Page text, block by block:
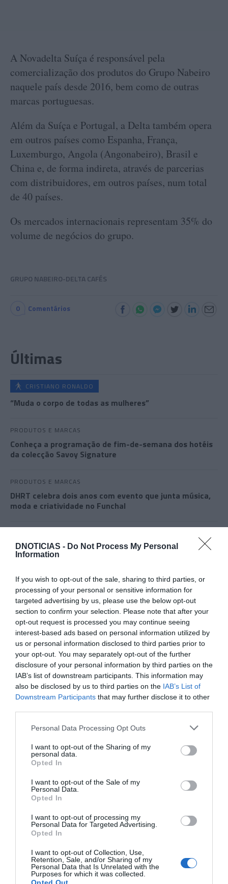
DNOTICIAS - Do Not Process My Personal
Information
If you wish to opt-out of the sale, sharing to third parties, or
processing of your personal or sensitive information for
targeted advertising by us, please use the below opt-out
section to confirm your selection. Please note that after your
opt-out request is processed you may continue seeing
interest-based ads based on personal information utilized by
us or personal information disclosed to third parties prior to
your opt-out. You may separately opt-out of the further
disclosure of your personal information by third parties on the
IAB’s list of downstream participants. This information may
also be disclosed by us to third parties on the IAB’s List of
Downstream Participants that may further disclose it to other
Please note that this website/app uses one or more Google
not limited to your visit or usage behaviour. You may click to
grant or deny consent to Google and its third-party tags to
use your data for below specified purposes in below Google
consent section.
Personal Data Processing Opt Outs
I want to opt-out of the Sharing of my
personal data.
Opted In
I want to opt-out of the Sale of my
Personal Data.
Opted In
I want to opt-out of processing my
Personal Data for Targeted Advertising.
Opted In
I want to opt-out of Collection, Use,
Retention, Sale, and/or Sharing of my
Personal Data that Is Unrelated with the
Purposes for which it was collected.
A Novadelta Suíça é responsável pela
comercialização dos produtos do Grupo Nabeiro
naquele país desde 2016, bem como de outras
marcas portuguesas.
Além da Suíça e Portugal, a Delta também opera
em outros países como Espanha, França,
Luxemburgo, Angola (Angonabeiro), Brasil e
China e, de forma indireta, através de parcerias
com distribuidores, em outros países, num total
de 40 países.
Os mercados internacionais representam 35% do
volume de negócios do grupo.
GRUPO NABEIRO-DELTA CAFÉS
0 Comentários
Últimas
CRISTIANO RONALDO
“Muda o corpo de todas as mulheres”
PRODUTOS E MARCAS
Conheça a programação de fim-de-semana dos hotéis
da colecção Savoy Signature
PRODUTOS E MARCAS
DHRT celebra dois anos com evento que junta música,
moda e criatividade no Funchal
PRODUTOS E MARCAS
CES 2024
10 Jan 15:57